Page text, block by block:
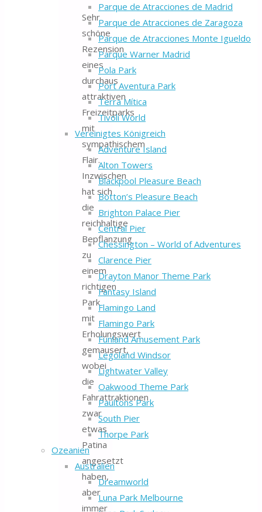
Parque de Atracciones de Madrid
Parque de Atracciones de Zaragoza
Parque de Atracciones Monte Igueldo
Parque Warner Madrid
Pola Park
Port Aventura Park
Terra Mítica
Tivoli World
Vereinigtes Königreich
Adventure Island
Alton Towers
Blackpool Pleasure Beach
Botton’s Pleasure Beach
Brighton Palace Pier
Central Pier
Chessington – World of Adventures
Clarence Pier
Drayton Manor Theme Park
Fantasy Island
Flamingo Land
Flamingo Park
Funland Amusement Park
Legoland Windsor
Lightwater Valley
Oakwood Theme Park
Paultons Park
South Pier
Thorpe Park
Ozeanien
Australien
Dreamworld
Luna Park Melbourne
Sehr
schöne
Rezension
eines
durchaus
attraktiven
Freizeitparks
mit
sympathischem
Flair.
Inzwischen
hat sich
die
reichhaltige
Bepflanzung
zu
einem
richtigen
Park
mit
Erholungswert
gemausert,
wobei
die
Fahrattraktionen
zwar
etwas
Patina
angesetzt
haben,
aber
immer